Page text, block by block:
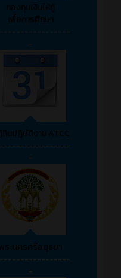
กองทุนเงินให้กู้
เพื่อการศึกษา
-
นปฏิบัติงาน ATCC
-
พระนครศรีอยุธยา
-